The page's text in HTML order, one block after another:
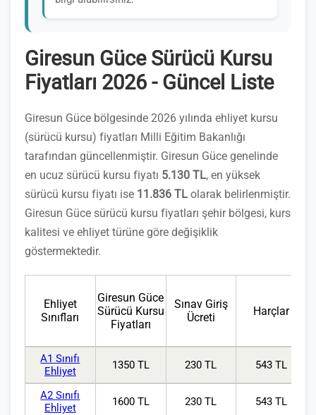
Giresun Güce Sürücü Kursu
Fiyatları 2026 - Güncel Liste
Giresun Güce bölgesinde 2026 yılında ehliyet kursu
(sürücü kursu) fiyatları Milli Eğitim Bakanlığı
tarafından güncellenmiştir. Giresun Güce genelinde
en ucuz sürücü kursu fiyatı 5.130 TL, en yüksek
sürücü kursu fiyatı ise 11.836 TL olarak belirlenmiştir.
Giresun Güce sürücü kursu fiyatları şehir bölgesi, kurs
kalitesi ve ehliyet türüne göre değişiklik
göstermektedir.
Ehliyet
Sınıfları
Giresun Güce
Sürücü Kursu
Fiyatları
Sınav Giriş
Ücreti
Harçlar
A1 Sınıfı
Ehliyet
1350 TL 230 TL 543 TL
A2 Sınıfı
Ehliyet
1600 TL 230 TL 543 TL